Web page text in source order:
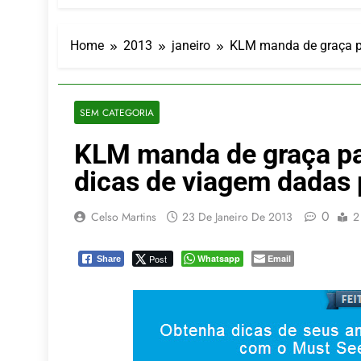
LATAM
Azul
Turismo na
Por Dentro
4 De Agosto
Home 2013 janeiro KLM manda de graça
SEM CATEGORIA
KLM manda de graça
dicas de viagem
Celso Martins 23 De Janeiro De 2013 0
Share Post Whatsapp Email